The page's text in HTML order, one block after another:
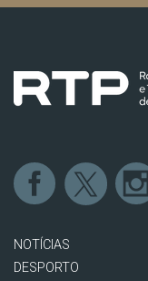
NOTÍCIAS
DESPORTO